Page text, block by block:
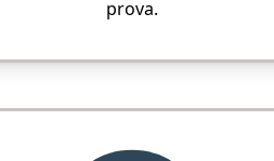
prova.